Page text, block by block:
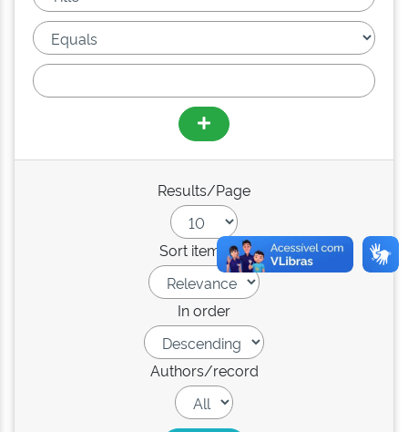
Results/Page
Sort items by
In order
Authors/record